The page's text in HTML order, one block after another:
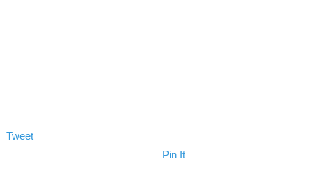
Tweet
Pin It